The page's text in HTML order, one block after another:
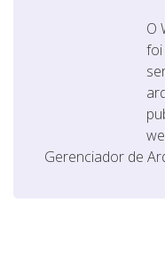
O
Gerenciador de